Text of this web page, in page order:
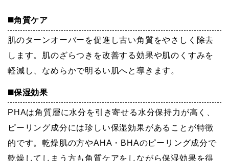
◼️角質ケア
肌のターンオーバーを促進し古い角質をやさしく除去
します。肌のざらつきを改善する効果や肌のくすみを
軽減し、なめらかで明るい肌へと導きます。
◼️保湿効果
PHAは角質層に水分を引き寄せる水分保持力が高く、
ピーリング成分には珍しい保湿効果があることが特徴
的です。乾燥肌の方やAHA・BHAのピーリング成分で
乾燥してしまう方も角質ケアをしながら保湿効果を得